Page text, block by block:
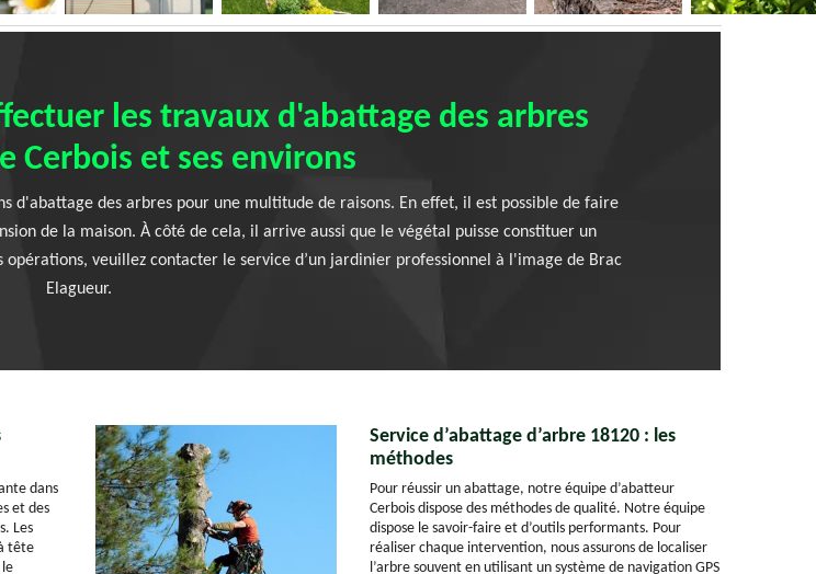
les travaux d'abattage des arbres
Cerbois et ses environs
d'abattage des arbres pour une multitude de raisons. En effet, il est possible de faire
de la maison. À côté de cela, il arrive aussi que le végétal puisse constituer un
veuillez contacter le service d’un jardinier professionnel à l'image de Brac
Elagueur.
dans
et des
Les
tête
Service d’abattage d’arbre 18120 : les
méthodes
Pour réussir un abattage, notre équipe d’abatteur
Cerbois dispose des méthodes de qualité. Notre équipe
dispose le savoir-faire et d’outils performants. Pour
réaliser chaque intervention, nous assurons de localiser
l’arbre souvent en utilisant un système de navigation GPS